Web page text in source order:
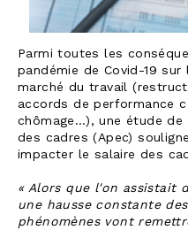
Parmi toutes les
pandémie de Covid-19
marché du travail
accords de performance
chômage…), une étude de
des cadres (Apec)
impacter le salaire des
« Alors que l'on assistait
une hausse constante
phénomènes vont